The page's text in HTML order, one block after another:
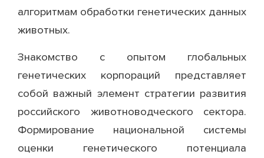
алгоритмам обработки генетических данных
животных.
Знакомство с опытом глобальных
генетических корпораций представляет
собой важный элемент стратегии развития
российского животноводческого сектора.
Формирование национальной системы
оценки генетического потенциала